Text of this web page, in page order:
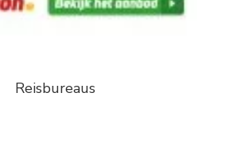
Reisbureaus